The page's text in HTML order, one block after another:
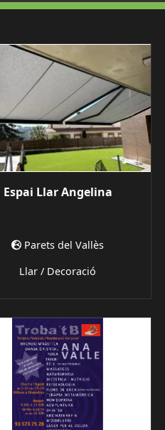
Espai Llar Angelina
Parets del Vallès
Llar / Decoració